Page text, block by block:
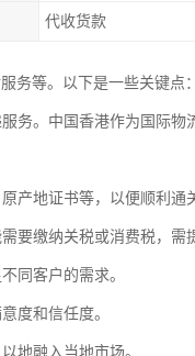
代收货款
务等。以下是一些关键点：
务。中国香港作为国际物
产地证书等，以便顺利通
要缴纳关税或消费税，需
同客户的需求。
度和信任度。
地融入当地市场。